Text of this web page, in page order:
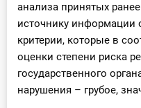
анализа принятых
источнику информации
критерии, которые в
оценки степени риска
государственного
нарушения – грубое,